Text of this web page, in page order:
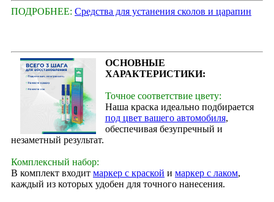
ПОДРОБНЕЕ: Средства для устанения сколов и царапин
ОСНОВНЫЕ
ХАРАКТЕРИСТИКИ:
Точное соответствие цвету:
Наша краска идеально подбирается
под цвет вашего автомобиля,
обеспечивая безупречный и
незаметный результат.
Комплексный набор:
В комплект входит маркер с краской и маркер с лаком,
каждый из которых удобен для точного нанесения.